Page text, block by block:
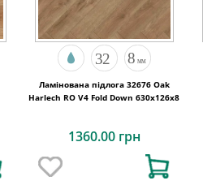
Ламінована підлога 32676 Oak
Harlech RO V4 Fold Down 630x126x8
1360.00 грн